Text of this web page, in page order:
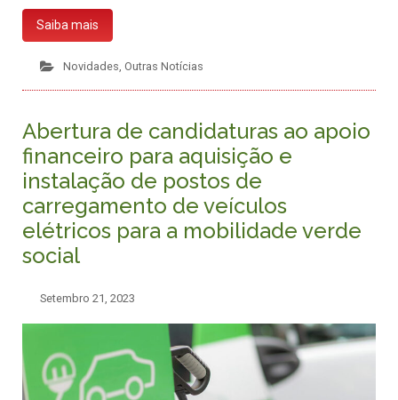
Saiba mais
Novidades Outras Notícias
Abertura de candidaturas ao apoio
financeiro para aquisição e
instalação de postos de
carregamento de veículos
elétricos para a mobilidade verde
social
Setembro 21, 2023